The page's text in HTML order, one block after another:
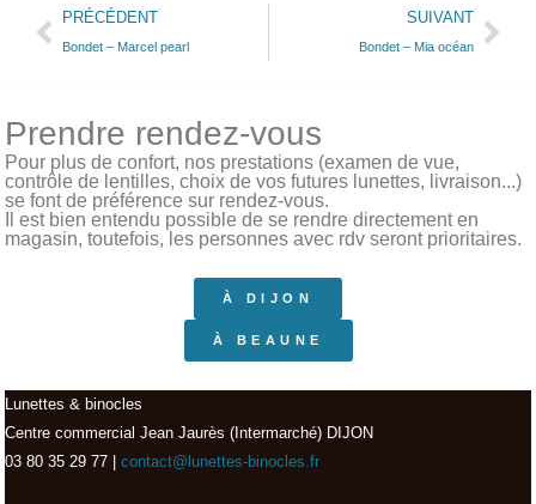
PRÉCÉDENT
Bondet – Marcel pearl
SUIVANT
Bondet – Mia océan
Prendre rendez-vous
Pour plus de confort, nos prestations (examen de vue,
contrôle de lentilles, choix de vos futures lunettes, livraison...)
se font de préférence sur rendez-vous.
Il est bien entendu possible de se rendre directement en
magasin, toutefois, les personnes avec rdv seront prioritaires.
À DIJON
À BEAUNE
Lunettes & binocles
Centre commercial Jean Jaurès (Intermarché) DIJON
03 80 35 29 77 |
contact@lunettes-binocles.fr